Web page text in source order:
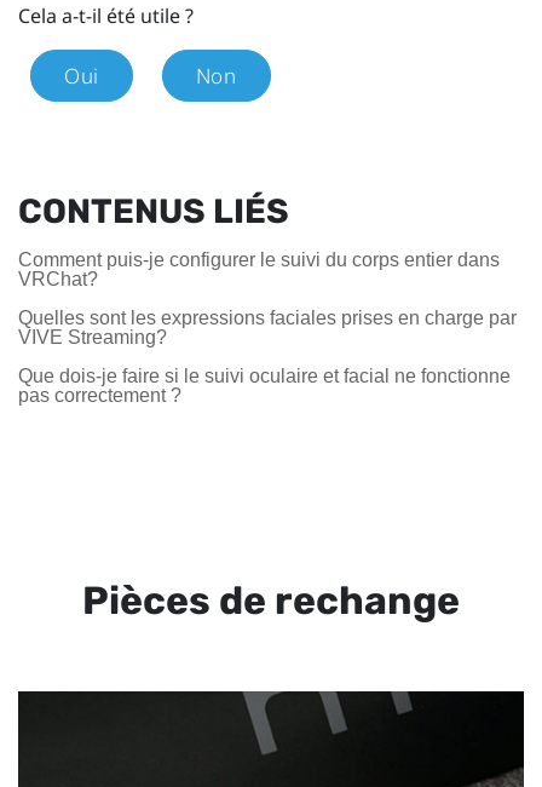
Cela a-t-il été utile ?
Oui Non
CONTENUS LIÉS
Comment puis-je configurer le suivi du corps entier dans
VRChat?
Quelles sont les expressions faciales prises en charge par
VIVE Streaming?
Que dois-je faire si le suivi oculaire et facial ne fonctionne
pas correctement ?
Pièces de rechange